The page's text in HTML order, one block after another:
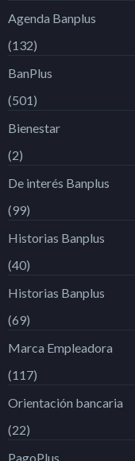
Agenda Banplus
(132)
BanPlus
(501)
Bienestar
(2)
De interés Banplus
(99)
Historias Banplus
(40)
Historias Banplus
(69)
Marca Empleadora
(117)
Orientación bancaria
(22)
PagoPlus